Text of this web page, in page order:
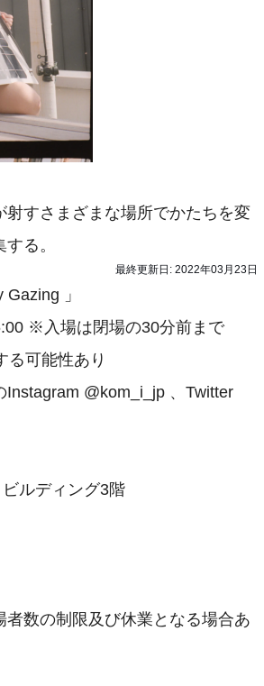
すさまざまな場所でかたちを変
る。
最終更新日: 2022年03月23日
」
※入場は閉場の30分前まで
可能性あり
@kom_i_jp 、Twitter
ルディング3階
数の制限及び休業となる場合あ